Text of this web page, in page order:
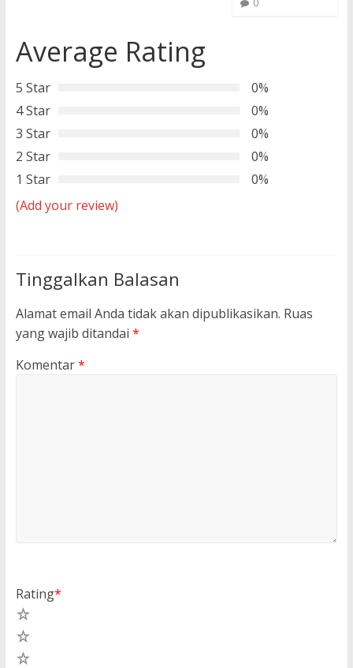
0
Average Rating
5 Star
0%
4 Star
0%
3 Star
0%
2 Star
0%
1 Star
0%
(Add your review)
Tinggalkan Balasan
Alamat email Anda tidak akan dipublikasikan. Ruas
yang wajib ditandai *
Komentar*
Rating*